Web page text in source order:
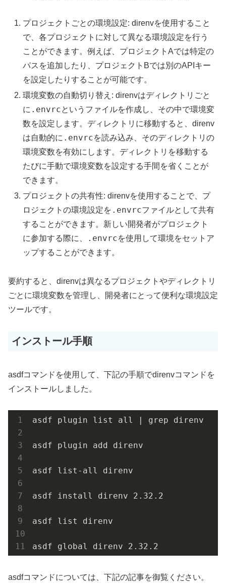
プロジェクトごとの環境設定: direnvを使用すること
で、各プロジェクトに対して異なる環境設定を行う
ことができます。例えば、プロジェクトAでは特定の
パスを追加したり、プロジェクトBでは別のAPIキー
を設定したりすることが可能です。
環境変数の自動切り替え: direnvはディレクトリごと
に .envrcというファイルを作成し、その中で環境変
数を設定します。ディレクトリに移動すると、direnv
は自動的に .envrcを読み込み、そのディレクトリの
環境変数を有効にします。ディレクトリを移動する
たびに手動で環境変数を設定する手間を省くことが
できます。
プロジェクトの共有性: direnvを使用することで、プ
ロジェクトの環境設定を .envrcファイルとして共有
することができます。新しい開発者がプロジェクト
に参加する際に、
.envrcを使用して環境をセットア
ップすることができます。
要約すると、direnvは異なるプロジェクトやディレクトリ
ごとに環境変数を管理し、開発者にとって便利な環境設定
ツールです。
インストール手順
asdfコマンドを使用して、下記の手順でdirenvコマンドを
インストールしました。
asdf plugin list all | grep direnv
asdf plugin add direnv
asdf list-all direnv
asdf install direnv 2.32.2
asdf list direnv
asdf global direnv 2.32.2
asdfコマンドについては、下記の記事を御覧ください。